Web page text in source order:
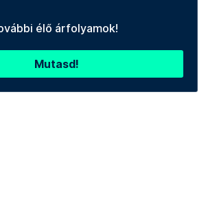
élő árfolyamok!
Mutasd!